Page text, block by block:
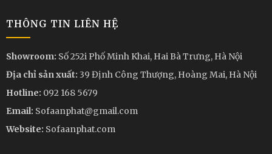
THÔNG TIN LIÊN HỆ
Showroom: Số 252i Phố Minh Khai, Hai Bà Trưng, Hà Nội
Địa chỉ sản xuất: 39 Định Công Thượng, Hoàng Mai, Hà Nội
Hotline: 092 168 5679
Email: Sofaanphat@gmail.com
Website: Sofaanphat.com